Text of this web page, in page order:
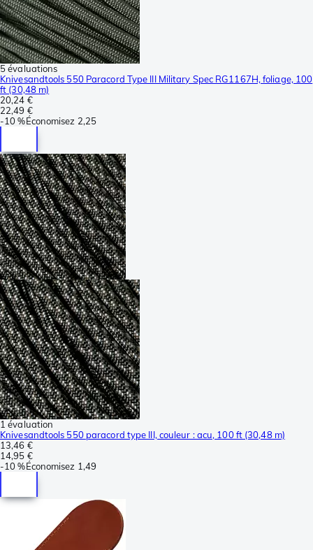
5 évaluations
Knivesandtools 550 Paracord Type III Military Spec RG1167H, foliage, 100
ft (30,48 m)
20,24 €
22,49 €
-10 %Économisez 2,25
1 évaluation
Knivesandtools 550 paracord type III, couleur : acu, 100 ft (30,48 m)
13,46 €
14,95 €
-10 %Économisez 1,49